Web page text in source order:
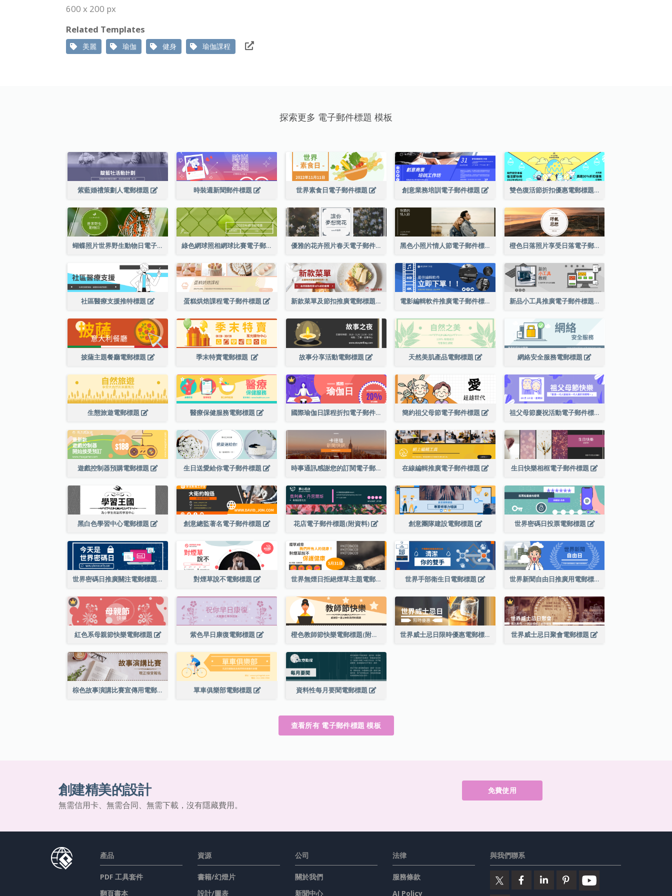
600 x 200 px
Related Templates
美麗 瑜伽 健身 瑜伽課程
探索更多 電子郵件標題 模板
紫藍婚禮策劃人電郵標題 時裝週新聞郵件標題 世界素食日電子郵件標題 創意業務培訓電子郵件標題 雙色復活節折扣優惠電郵標題
蝴蝶照片世界野生動物日電子郵件標題 綠色網球照相網球比賽電子郵件標頭 優雅的花卉照片春天電子郵件標題 黑色小照片情人節電子郵件標題 橙色日落照片享受日落電子郵件標題
社區醫療支援推特標題 蛋糕烘焙課程電子郵件標題 新款菜單及節扣推廣電郵標題 電影編輯軟件推廣電子郵件標題 新品小工具推廣電子郵件標題
披薩主題餐廳電郵標題 季末特賣電郵標題 故事分享活動電郵標題 天然美肌產品電郵標題 網絡安全服務電郵標題
生態旅遊電郵標題 醫療保健服務電郵標題 國際瑜伽日課程折扣電子郵件標題 簡約祖父母節電子郵件標題 祖父母節慶祝活動電子郵件標題
遊戲控制器預購電郵標題 生日送愛給你電子郵件標題 時事通訊感謝您的訂閱電子郵件標題 在線編輯推廣電子郵件標題 生日快樂相框電子郵件標題
黑白色學習中心電郵標題 創意總監著名電子郵件標題 花店電子郵件標題(附資料) 創意團隊建設電郵標題 世界密碼日投票電郵標題
世界密碼日推廣關注電郵標題 對煙草說不電郵標題 世界無煙日拒絕煙草主題電郵標題 世界手部衛生日電郵標題 世界新聞自由日推廣用電郵標題
紅色系母親節快樂電郵標題 紫色早日康復電郵標題 橙色教師節快樂電郵標題(附插圖) 世界威士忌日限時優惠電郵標題 世界威士忌日聚會電郵標題
棕色故事演講比賽宣傳用電郵標題 單車俱樂部電郵標題 資料性每月要聞電郵標題
查看所有 電子郵件標題 模板
創建精美的設計
無需信用卡、無需合同、無需下載，沒有隱藏費用。
免費使用
產品
PDF 工具套件
翻頁書本
資源
書籍/幻燈片
設計/圖表
公司
關於我們
新聞中心
法律
服務條款
AI Policy
與我們聯系